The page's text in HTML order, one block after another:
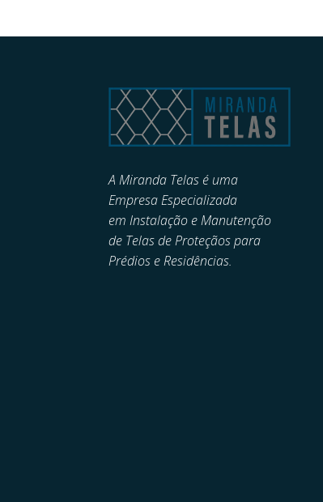
A Miranda Telas é uma
Empresa Especializada
emInstalação e Manutenção
de Telas de Proteçãos para
Prédios e Residências.